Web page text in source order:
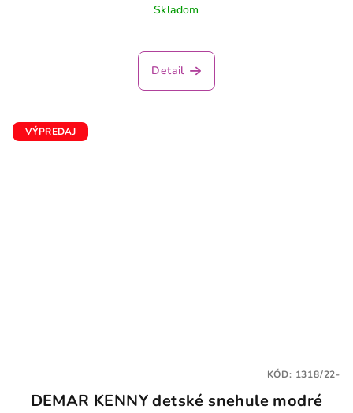
Skladom
Detail
VÝPREDAJ
DEMAR KENNY detské snehule modré
KÓD: 1318/22-